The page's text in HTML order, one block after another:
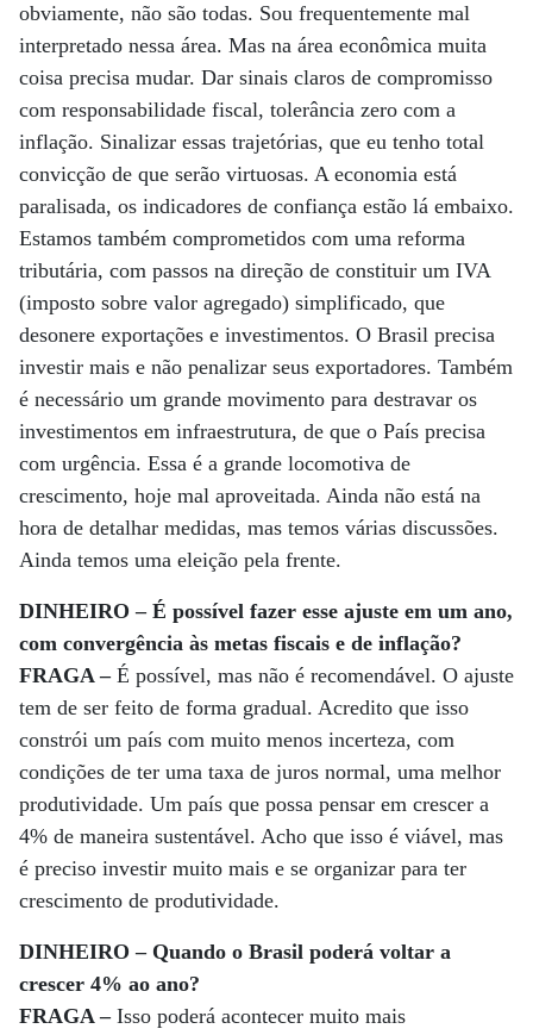
obviamente, não são todas. Sou frequentemente mal
interpretado nessa área. Mas na área econômica muita
coisa precisa mudar. Dar sinais claros de compromisso
com responsabilidade fiscal, tolerância zero com a
inflação. Sinalizar essas trajetórias, que eu tenho total
convicção de que serão virtuosas. A economia está
paralisada, os indicadores de confiança estão lá embaixo.
Estamos também comprometidos com uma reforma
tributária, com passos na direção de constituir um IVA
(imposto sobre valor agregado) simplificado, que
desonere exportações e investimentos. O Brasil precisa
investir mais e não penalizar seus exportadores. Também
é necessário um grande movimento para destravar os
investimentos em infraestrutura, de que o País precisa
com urgência. Essa é a grande locomotiva de
crescimento, hoje mal aproveitada. Ainda não está na
hora de detalhar medidas, mas temos várias discussões.
Ainda temos uma eleição pela frente.
DINHEIRO – É possível fazer esse ajuste em um ano,
com convergência às metas fiscais e de inflação?
FRAGA –É possível, mas não é recomendável. O ajuste
tem de ser feito de forma gradual. Acredito que isso
constrói um país com muito menos incerteza, com
condições de ter uma taxa de juros normal, uma melhor
produtividade. Um país que possa pensar em crescer a
4% de maneira sustentável. Acho que isso é viável, mas
é preciso investir muito mais e se organizar para ter
crescimento de produtividade.
DINHEIRO – Quando o Brasil poderá voltar a
crescer 4% ao ano?
FRAGA –Isso poderá acontecer muito mais